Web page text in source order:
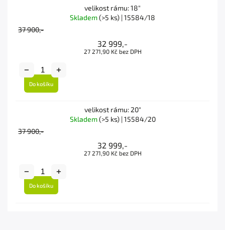
velikost rámu: 18"
Skladem(>5 ks) | 15584/18
37 900,-
32 999,-
27 271,90 Kč bez DPH
Do košíku
velikost rámu: 20"
Skladem(>5 ks)| 15584/20
37 900,-
32 999,-
27 271,90 Kč bez DPH
Do košíku